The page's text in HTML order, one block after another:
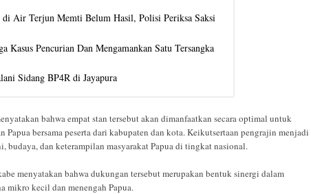
Air Terjun Memti Belum Hasil, Polisi Periksa Saksi
Kasus Pencurian Dan Mengamankan Satu Tersangka
Sidang BP4R di Jayapura
bahwa empat stan tersebut akan dimanfaatkan secara optimal untuk
bersama peserta dari kabupaten dan kota. Keikutsertaan pengrajin menjadi
budaya, dan keterampilan masyarakat Papua di tingkat nasional.
menyatakan bahwa dukungan tersebut merupakan bentuk sinergi dalam
mikro kecil dan menengah Papua.